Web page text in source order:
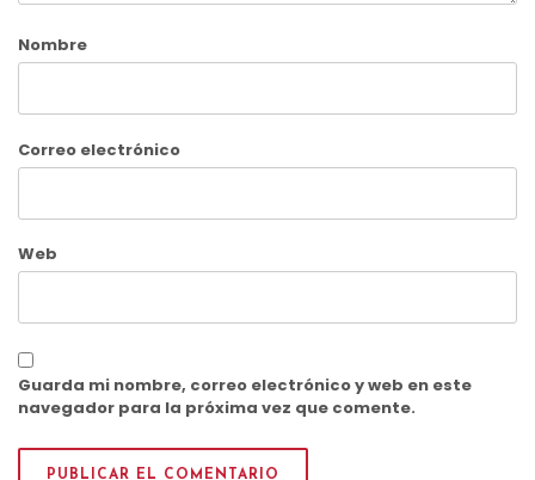
Nombre
Correo electrónico
Web
Guarda mi nombre, correo electrónico y web en este
navegador para la próxima vez que comente.